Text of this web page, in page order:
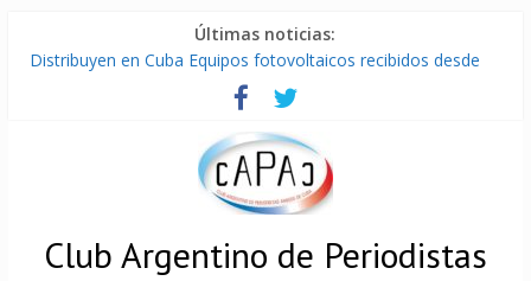
Últimas noticias:
Distribuyen en Cuba Equipos fotovoltaicos recibidos desde
La ONU condena medidas de EE.UU contra Cuba
Cuba alerta sobre doctrina militar de dominación de EEUU
Nuevas sanciones de EEUU contra Cuba apuntan a la
cooperación militar con Rusia y China
Brutal represión contra los que marchan para que no se
venda la patria
Club Argentino de Periodistas